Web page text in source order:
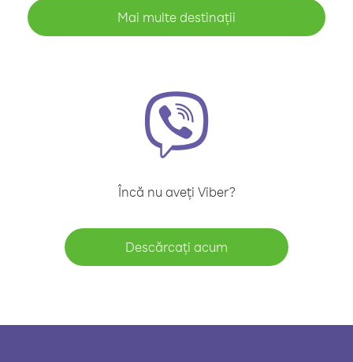
Mai multe destinații
Încă nu aveți Viber?
Descărcați acum